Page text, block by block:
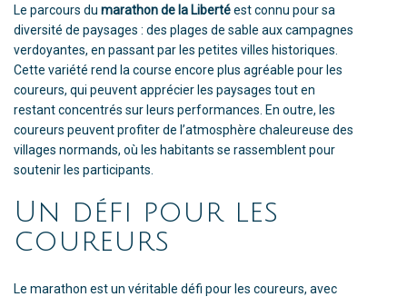
Le parcours du marathon de la Libertéest connu pour sa
diversité de paysages : des plages de sable aux campagnes
verdoyantes, en passant par les petites villes historiques.
Cette variété rend la course encore plus agréable pour les
coureurs, qui peuvent apprécier les paysages tout en
restant concentrés sur leurs performances. En outre, les
coureurs peuvent profiter de l’atmosphère chaleureuse des
villages normands, où les habitants se rassemblent pour
soutenir les participants.
Un défi pour les
coureurs
Le marathon est un véritable défi pour les coureurs, avec